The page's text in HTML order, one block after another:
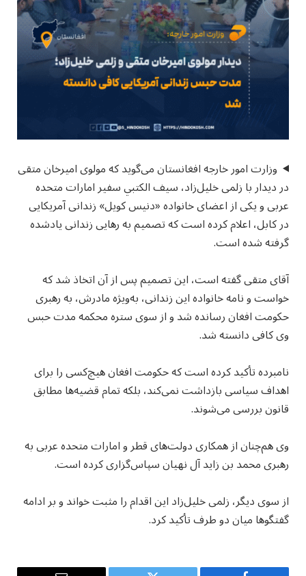
وزارت امور خارجه افغانستان می‌گوید که مولوی امیرخان متقی
در دیدار با زلمی خلیل‌زاد، سیف الکتبي سفیر امارات متحده
عربی و یکی از اعضای خانواده «دنیس کویل» زندانی آمریکایی
در کابل، اعلام کرده است که تصمیم به رهایی زندانی یادشده
گرفته شده است.
آقای متقی گفته است، این تصمیم پس از آن اتخاذ شد که
خواست و نامه خانواده این زندانی، به‌ویژه مادرش، به رهبری
حکومت افغان رسانده شد و از سوی ستره محکمه مدت حبس
وی کافی دانسته شد.
نامبرده تأکید کرده است که حکومت افغان هیچ‌کسی را برای
اهداف سیاسی بازداشت نمی‌کند، بلکه تمام قضیه‌ها مطابق
قانون بررسی می‌شوند.
وی هم‌چنان از همکاری دولت‌های قطر و امارات متحده عربی به
رهبری محمد بن زاید آل نهیان سپاس‌گزاری کرده است.
از سوی دیگر، زلمی خلیل‌زاد این اقدام را مثبت خواند و بر ادامه
گفتگوها میان دو طرف تأکید کرد.